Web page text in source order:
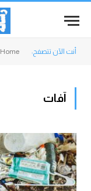
أنت الآن تتصفح: Home
آفات